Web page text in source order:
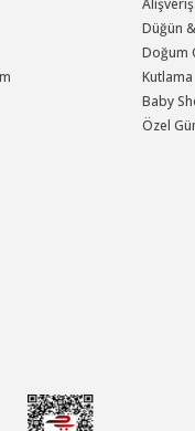
Alışveriş
Düğün
Doğum
Kutlama
Baby
Özel